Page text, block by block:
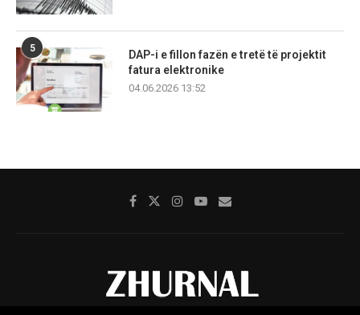
5
DAP-i e fillon fazën e tretë të projektit
fatura elektronike
04.06.2026 13:52